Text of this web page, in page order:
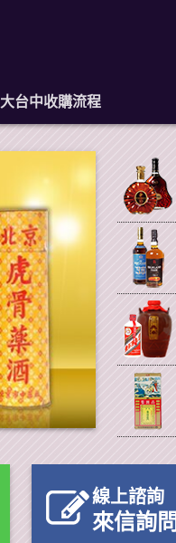
大台中收購流程
線上諮詢
來信詢問